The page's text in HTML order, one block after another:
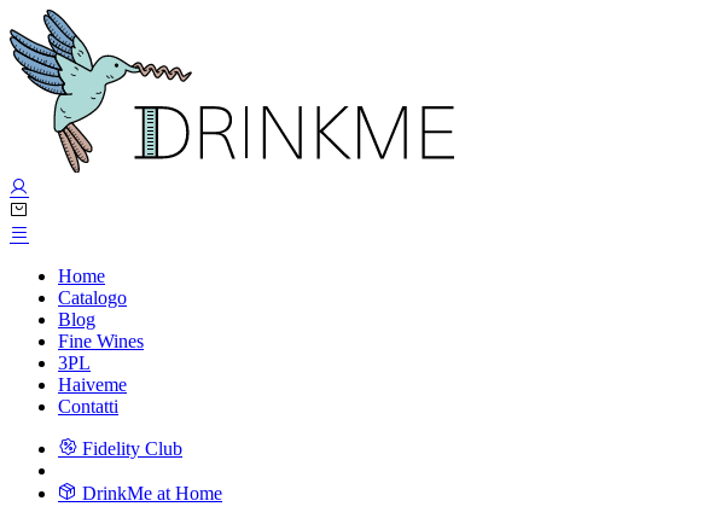
Home
Catalogo
Blog
Fine Wines
3PL
Haiveme
Contatti
Fidelity Club
DrinkMe at Home